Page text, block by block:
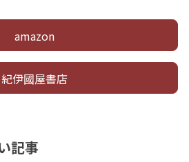
amazon
紀伊國屋書店
記事